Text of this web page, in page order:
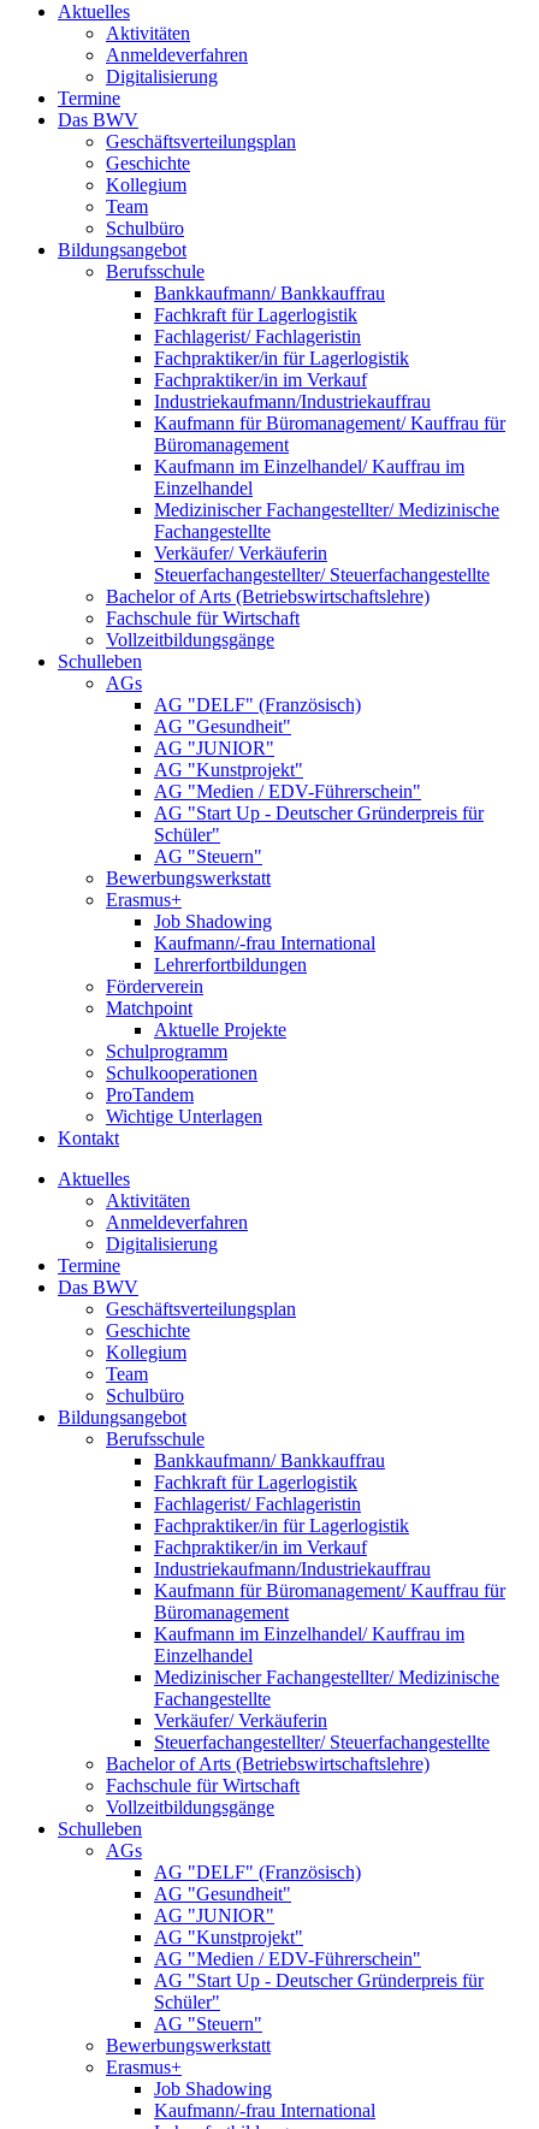
Aktuelles
Aktivitäten
Anmeldeverfahren
Digitalisierung
Termine
Das BWV
Geschäftsverteilungsplan
Geschichte
Kollegium
Team
Schulbüro
Bildungsangebot
Berufsschule
Bankkaufmann/ Bankkauffrau
Fachkraft für Lagerlogistik
Fachlagerist/ Fachlageristin
Fachpraktiker/in für Lagerlogistik
Fachpraktiker/in im Verkauf
Industriekaufmann/Industriekauffrau
Kaufmann für Büromanagement/ Kauffrau für
Büromanagement
Kaufmann im Einzelhandel/ Kauffrau im
Einzelhandel
Medizinischer Fachangestellter/ Medizinische
Fachangestellte
Verkäufer/ Verkäuferin
Steuerfachangestellter/ Steuerfachangestellte
Bachelor of Arts (Betriebswirtschaftslehre)
Fachschule für Wirtschaft
Vollzeitbildungsgänge
Schulleben
AGs
AG "DELF" (Französisch)
AG "Gesundheit"
AG "JUNIOR"
AG "Kunstprojekt"
AG "Medien / EDV-Führerschein"
AG "Start Up - Deutscher Gründerpreis für
Schüler"
AG "Steuern"
Bewerbungswerkstatt
Erasmus+
Job Shadowing
Kaufmann/-frau International
Lehrerfortbildungen
Förderverein
Matchpoint
Aktuelle Projekte
Schulprogramm
Schulkooperationen
ProTandem
Wichtige Unterlagen
Kontakt
Aktuelles
Aktivitäten
Anmeldeverfahren
Digitalisierung
Termine
Das BWV
Geschäftsverteilungsplan
Geschichte
Kollegium
Team
Schulbüro
Bildungsangebot
Berufsschule
Bankkaufmann/ Bankkauffrau
Fachkraft für Lagerlogistik
Fachlagerist/ Fachlageristin
Fachpraktiker/in für Lagerlogistik
Fachpraktiker/in im Verkauf
Industriekaufmann/Industriekauffrau
Kaufmann für Büromanagement/ Kauffrau für
Büromanagement
Kaufmann im Einzelhandel/ Kauffrau im
Einzelhandel
Medizinischer Fachangestellter/ Medizinische
Fachangestellte
Verkäufer/ Verkäuferin
Steuerfachangestellter/ Steuerfachangestellte
Bachelor of Arts (Betriebswirtschaftslehre)
Fachschule für Wirtschaft
Vollzeitbildungsgänge
Schulleben
AGs
AG "DELF" (Französisch)
AG "Gesundheit"
AG "JUNIOR"
AG "Kunstprojekt"
AG "Medien / EDV-Führerschein"
AG "Start Up - Deutscher Gründerpreis für
Schüler"
AG "Steuern"
Bewerbungswerkstatt
Erasmus+
Job Shadowing
Kaufmann/-frau International